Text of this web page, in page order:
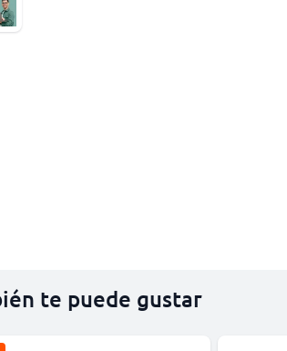
te puede gustar